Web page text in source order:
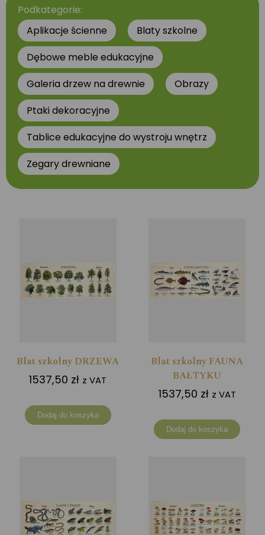
Podkategorie:
Aplikacje ścienne
Blaty szkolne
Dębowe meble edukacyjne
Galeria drzew na drewnie
Obrazy
Ptaki dekoracyjne
Tablice edukacyjne do wystroju wnętrz
Zegary drewniane
Blat szkolny DRZEWA
1537,50 zł z VAT
Dodaj do koszyka
Blat szkolny FAUNA
BAŁTYKU
1537,50 zł z VAT
Dodaj do koszyka